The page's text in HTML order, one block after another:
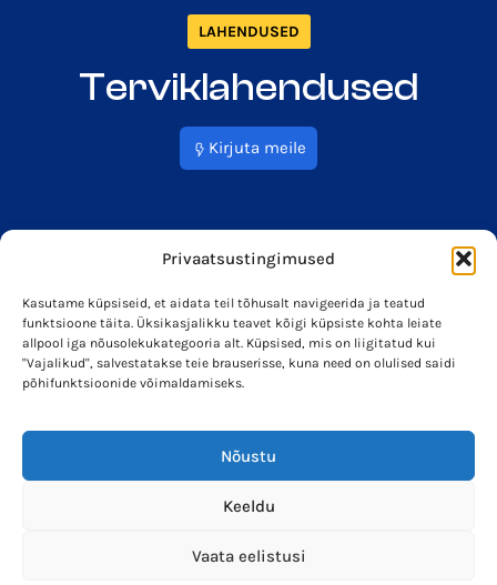
Privaatsustingimused
Kasutame küpsiseid, et aidata teil tõhusalt navigeerida ja teatud
funktsioone täita. Üksikasjalikku teavet kõigi küpsiste kohta leiate
allpool iga nõusolekukategooria alt. Küpsised, mis on liigitatud kui
"Vajalikud", salvestatakse teie brauserisse, kuna need on olulised saidi
põhifunktsioonide võimaldamiseks.
Nõustu
Keeldu
Vaata eelistusi
LAHENDUSED
Terviklahendused
Kirjuta meile
info@soleron.ee Soleron Energy OÜ